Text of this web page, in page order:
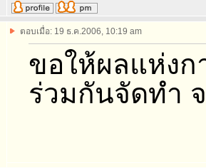
ตอบเมื่อ: 19 ธ.ค.2006, 10:19 am
ขอให้ผลแห่ง
ร่วมกันจัดทำ